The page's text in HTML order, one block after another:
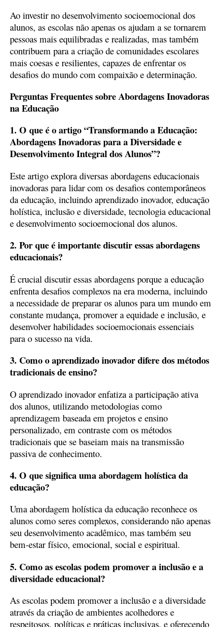
Ao investir no desenvolvimento socioemocional dos
alunos, as escolas não apenas os ajudam a se tornarem
pessoas mais equilibradas e realizadas, mas também
contribuem para a criação de comunidades escolares
mais coesas e resilientes, capazes de enfrentar os
desafios do mundo com compaixão e determinação.
Perguntas Frequentes sobre Abordagens Inovadoras
na Educação
1. O que é o artigo “Transformando a Educação:
Abordagens Inovadoras para a Diversidade e
Desenvolvimento Integral dos Alunos”?
Este artigo explora diversas abordagens educacionais
inovadoras para lidar com os desafios contemporâneos
da educação, incluindo aprendizado inovador, educação
holística, inclusão e diversidade, tecnologia educacional
e desenvolvimento socioemocional dos alunos.
2. Por que é importante discutir essas abordagens
educacionais?
É crucial discutir essas abordagens porque a educação
enfrenta desafios complexos na era moderna, incluindo
a necessidade de preparar os alunos para um mundo em
constante mudança, promover a equidade e inclusão, e
desenvolver habilidades socioemocionais essenciais
para o sucesso na vida.
3. Como o aprendizado inovador difere dos métodos
tradicionais de ensino?
O aprendizado inovador enfatiza a participação ativa
dos alunos, utilizando metodologias como
aprendizagem baseada em projetos e ensino
personalizado, em contraste com os métodos
tradicionais que se baseiam mais na transmissão
passiva de conhecimento.
4. O que significa uma abordagem holística da
educação?
Uma abordagem holística da educação reconhece os
alunos como seres complexos, considerando não apenas
seu desenvolvimento acadêmico, mas também seu
bem-estar físico, emocional, social e espiritual.
5. Como as escolas podem promover a inclusão e a
diversidade educacional?
As escolas podem promover a inclusão e a diversidade
através da criação de ambientes acolhedores e
respeitosos, políticas e práticas inclusivas, e oferecendo